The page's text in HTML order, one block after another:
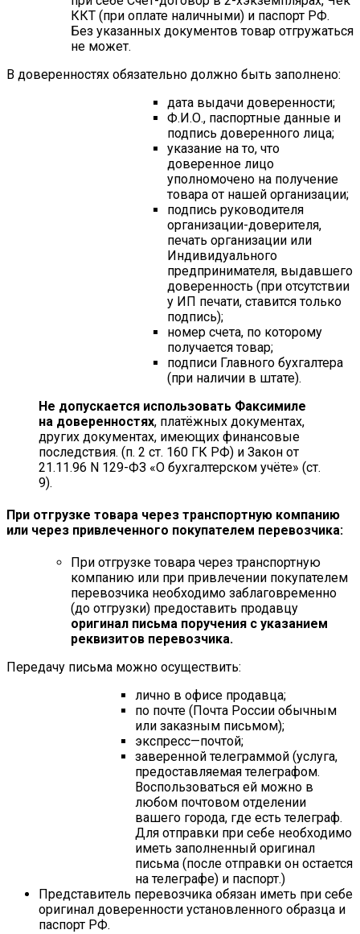
ККТ (при оплате наличными) и паспорт РФ.
Без указанных документов товар отгружаться
не может.
В доверенностях обязательно должно быть заполнено:
дата выдачи доверенности;
Ф.И.О., паспортные данные и
подпись доверенного лица;
указание на то, что
доверенное лицо
уполномочено на получение
товара от нашей организации;
подпись руководителя
организации-доверителя,
печать организации или
Индивидуального
предпринимателя, выдавшего
доверенность (при отсутствии
у ИП печати, ставится только
подпись);
номер счета, по которому
получается товар;
подписи Главного бухгалтера
(при наличии в штате).
Не допускается использовать Факсимиле
на доверенностях, платёжных документах,
других документах, имеющих финансовые
последствия. (п. 2 ст. 160 ГК РФ) и Закон от
21.11.96 N 129-ФЗ «О бухгалтерском учёте» (ст.
9).
При отгрузке товара через транспортную компанию
или через привлеченного покупателем перевозчика:
При отгрузке товара через транспортную
компанию или при привлечении покупателем
перевозчика необходимо заблаговременно
(до отгрузки) предоставить продавцу
оригинал письма поручения с указанием
реквизитов перевозчика.
Передачу письма можно осуществить:
лично в офисе продавца;
по почте (Почта России обычным
или заказным письмом);
экспресс—почтой;
заверенной телеграммой (услуга,
предоставляемая телеграфом.
Воспользоваться ей можно в
любом почтовом отделении
вашего города, где есть телеграф.
Для отправки при себе необходимо
иметь заполненный оригинал
письма (после отправки он остается
на телеграфе) и паспорт.)
Представитель перевозчика обязан иметь при себе
оригинал доверенности установленного образца и
паспорт РФ.